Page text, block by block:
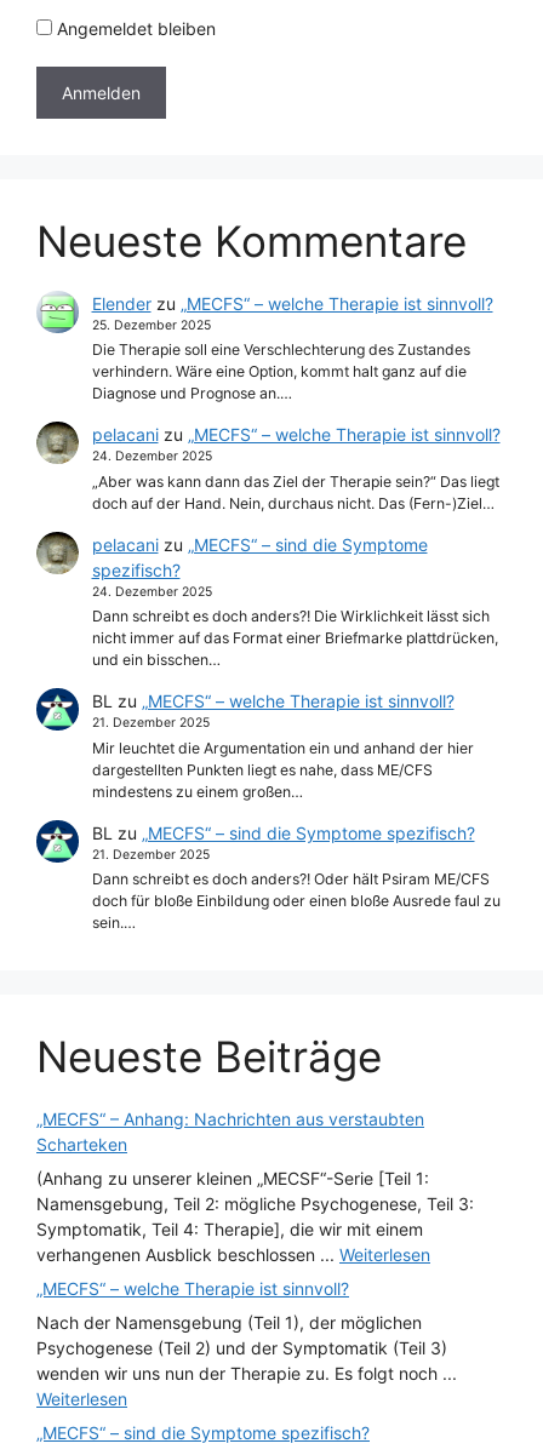
Angemeldet bleiben
Neueste Kommentare
Elenderzu „MECFS“ – welche Therapie ist sinnvoll?
25. Dezember 2025
Die Therapie soll eine Verschlechterung des Zustandes
verhindern. Wäre eine Option, kommt halt ganz auf die
Diagnose und Prognose an.…
pelacanizu „MECFS“ – welche Therapie ist sinnvoll?
24. Dezember 2025
„Aber was kann dann das Ziel der Therapie sein?“ Das liegt
doch auf der Hand. Nein, durchaus nicht. Das (Fern-)Ziel…
pelacanizu „MECFS“ – sind die Symptome
spezifisch?
24. Dezember 2025
Dann schreibt es doch anders?! Die Wirklichkeit lässt sich
nicht immer auf das Format einer Briefmarke plattdrücken,
und ein bisschen…
BL zu „MECFS“ – welche Therapie ist sinnvoll?
21. Dezember 2025
Mir leuchtet die Argumentation ein und anhand der hier
dargestellten Punkten liegt es nahe, dass ME/CFS
mindestens zu einem großen…
BL zu „MECFS“ – sind die Symptome spezifisch?
21. Dezember 2025
Dann schreibt es doch anders?! Oder hält Psiram ME/CFS
doch für bloße Einbildung oder einen bloße Ausrede faul zu
sein.…
Neueste Beiträge
„MECFS“ – Anhang: Nachrichten aus verstaubten
Scharteken
(Anhang zu unserer kleinen „MECSF“-Serie [Teil 1:
Namensgebung, Teil 2: mögliche Psychogenese, Teil 3:
Symptomatik, Teil 4: Therapie], die wir mit einem
verhangenen Ausblick beschlossen ... Weiterlesen
„MECFS“ – welche Therapie ist sinnvoll?
Nach der Namensgebung (Teil 1), der möglichen
Psychogenese (Teil 2) und der Symptomatik (Teil 3)
wenden wir uns nun der Therapie zu. Es folgt noch ...
Weiterlesen
„MECFS“ – sind die Symptome spezifisch?